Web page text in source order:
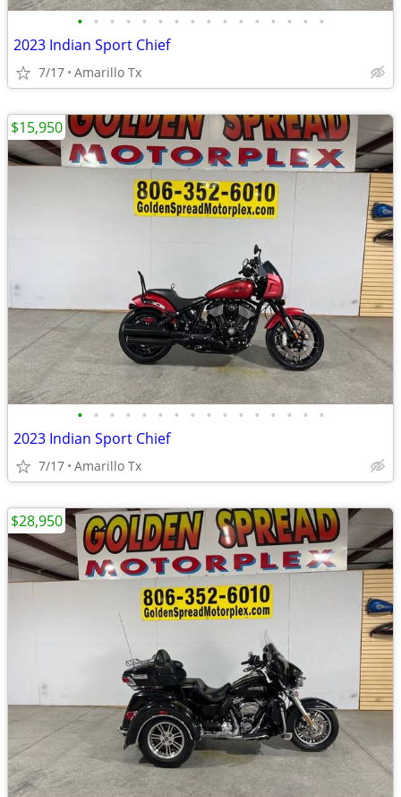
• • • • • • • • • • • • • • • •
2023 Indian Sport Chief
7/17 Amarillo Tx
• • • • • • • • • • • • • • • •
2023 Indian Sport Chief
7/17 Amarillo Tx
$15,950
$28,950